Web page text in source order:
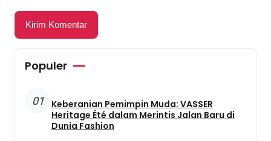
Populer
01
Keberanian Pemimpin Muda: VASSER
Heritage Été dalam Merintis Jalan Baru di
Dunia Fashion